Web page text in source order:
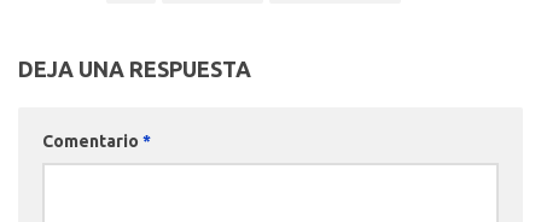
DEJA UNA RESPUESTA
Comentario *